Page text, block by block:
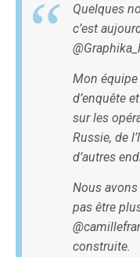
Quelques
c’est
Mon
d’enquête
sur les
Russie, de
d’autres
Nous
pas être
construite.